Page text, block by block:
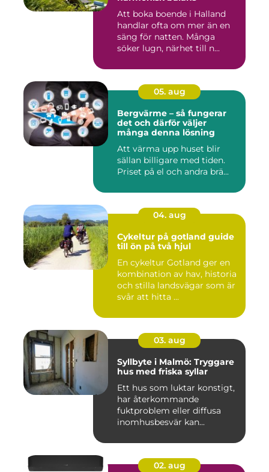
Att boka boende i Halland
handlar ofta om mer än en
säng för natten. Många
söker lugn, närhet till n...
05. aug
Bergvärme – så fungerar
det och därför väljer
många denna lösning
Att värma upp huset blir
sällan billigare med tiden.
Priset på el och andra brä...
04. aug
Cykeltur på gotland guide
till ön på två hjul
En cykeltur Gotland ger en
kombination av hav, historia
och stilla landsvägar som är
svår att hitta ...
03. aug
Syllbyte i Malmö: Tryggare
hus med friska syllar
Ett hus som luktar konstigt,
har återkommande
fuktproblem eller diffusa
inomhusbesvär kan...
02. aug